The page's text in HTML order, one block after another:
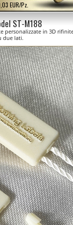
EUR/Pz.
ST-M188
personalizzate in 3D
due lati.